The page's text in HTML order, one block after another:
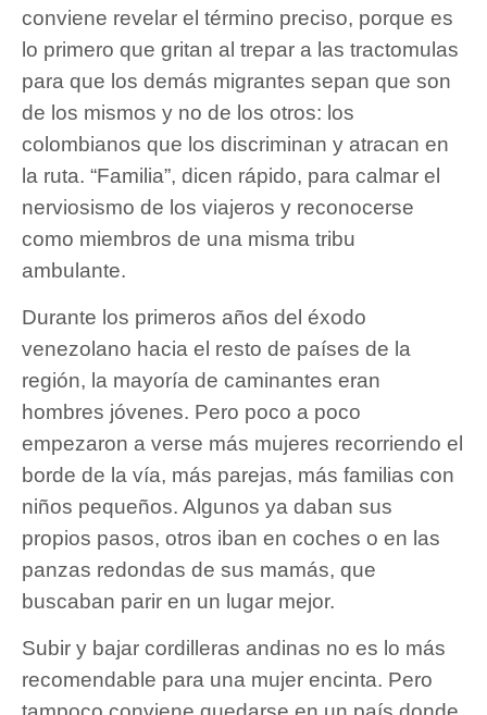
conviene revelar el término preciso, porque es
lo primero que gritan al trepar a las tractomulas
para que los demás migrantes sepan que son
de los mismos y no de los otros: los
colombianos que los discriminan y atracan en
la ruta. “Familia”, dicen rápido, para calmar el
nerviosismo de los viajeros y reconocerse
como miembros de una misma tribu
ambulante.
Durante los primeros años del éxodo
venezolano hacia el resto de países de la
región, la mayoría de caminantes eran
hombres jóvenes. Pero poco a poco
empezaron a verse más mujeres recorriendo el
borde de la vía, más parejas, más familias con
niños pequeños. Algunos ya daban sus
propios pasos, otros iban en coches o en las
panzas redondas de sus mamás, que
buscaban parir en un lugar mejor.
Subir y bajar cordilleras andinas no es lo más
recomendable para una mujer encinta. Pero